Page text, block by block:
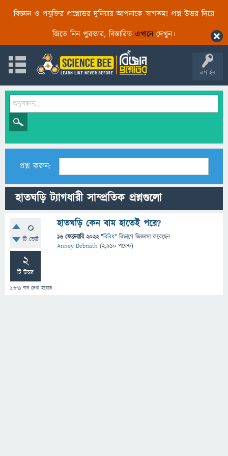
বিজ্ঞান ও প্রযুক্তির প্রশ্নোত্তর দুনিয়ায় আপনাকে স্বাগতম! প্রশ্ন-উত্তর দিয়ে
জিতে নিন পুরস্কার, বিস্তারিত এখানেদেখুন।
লগ ইন
প্রশ্ন করুন:
হাতঘড়ি ট্যাগধারী সাম্প্রতিক প্রশ্নগুলো
0
টি ভোট
2
টি উত্তর
1,671 বার দেখা হয়েছে
হাতঘড়ি কেন বাম হাতেই পরে?
16 ফেব্রুয়ারি 2022 "বিবিধ" বিভাগে জিজ্ঞাসাকরেছেন
Annoy Debnath (2,910 পয়েন্ট)